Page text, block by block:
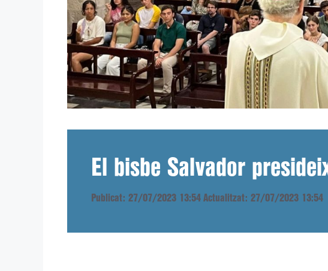
El bisbe Salvador
Publicat: 27/07/2023 13:54 Actualitzat: 27/07/2023 13:54